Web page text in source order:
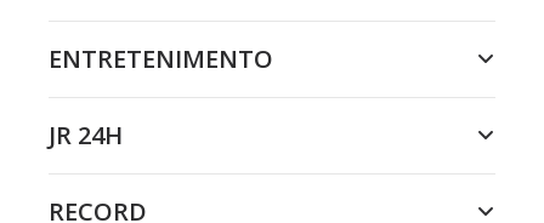
ENTRETENIMENTO
JR 24H
RECORD